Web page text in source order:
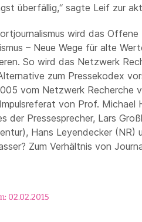
überfällig,“ sagte Leif zur
wird das
– Neue Wege für alte
So wird das Netzwerk
zum Pressekodex
vom Netzwerk Recherche
von Prof. Michael
der Pressesprecher, Lars
Hans Leyendecker (NR)
Zum Verhältnis von
02.02.2015